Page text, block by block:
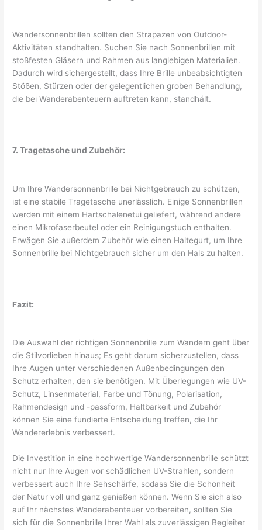
Wandersonnenbrillen sollten den Strapazen von Outdoor-
Aktivitäten standhalten. Suchen Sie nach Sonnenbrillen mit
stoßfesten Gläsern und Rahmen aus langlebigen Materialien.
Dadurch wird sichergestellt, dass Ihre Brille unbeabsichtigten
Stößen, Stürzen oder der gelegentlichen groben Behandlung,
die bei Wanderabenteuern auftreten kann, standhält.
7. Tragetasche und Zubehör:
Um Ihre Wandersonnenbrille bei Nichtgebrauch zu schützen,
ist eine stabile Tragetasche unerlässlich. Einige Sonnenbrillen
werden mit einem Hartschalenetui geliefert, während andere
einen Mikrofaserbeutel oder ein Reinigungstuch enthalten.
Erwägen Sie außerdem Zubehör wie einen Haltegurt, um Ihre
Sonnenbrille bei Nichtgebrauch sicher um den Hals zu halten.
Fazit:
Die Auswahl der richtigen Sonnenbrille zum Wandern geht über
die Stilvorlieben hinaus; Es geht darum sicherzustellen, dass
Ihre Augen unter verschiedenen Außenbedingungen den
Schutz erhalten, den sie benötigen. Mit Überlegungen wie UV-
Schutz, Linsenmaterial, Farbe und Tönung, Polarisation,
Rahmendesign und -passform, Haltbarkeit und Zubehör
können Sie eine fundierte Entscheidung treffen, die Ihr
Wandererlebnis verbessert.
Die Investition in eine hochwertige Wandersonnenbrille schützt
nicht nur Ihre Augen vor schädlichen UV-Strahlen, sondern
verbessert auch Ihre Sehschärfe, sodass Sie die Schönheit
der Natur voll und ganz genießen können. Wenn Sie sich also
auf Ihr nächstes Wanderabenteuer vorbereiten, sollten Sie
sich für die Sonnenbrille Ihrer Wahl als zuverlässigen Begleiter